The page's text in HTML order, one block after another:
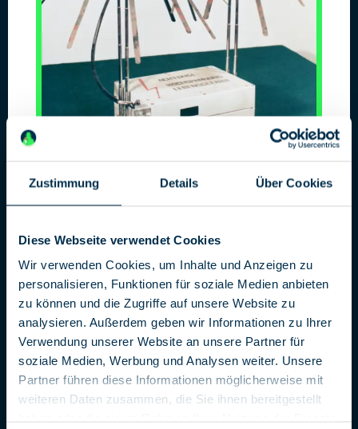
Zustimmung Details Über Cookies
Diese Webseite verwendet Cookies
Wir verwenden Cookies, um Inhalte und Anzeigen zu
personalisieren, Funktionen für soziale Medien anbieten
zu können und die Zugriffe auf unsere Website zu
analysieren. Außerdem geben wir Informationen zu Ihrer
Verwendung unserer Website an unsere Partner für
soziale Medien, Werbung und Analysen weiter. Unsere
Partner führen diese Informationen möglicherweise mit
weiteren Daten zusammen, die Sie ihnen bereitgestellt
Operation Hamster
Die Sendung ECHT des MDR-Fernsehens hat eine der
spektakulärsten Spionagegeschichten der DDR-Geschichte
ausgegraben. Noch vor der Erstausstrahlung stellen wir die
Story im Deutschen Spionagemuseum vor.
Oktober 1988: Ein kalter, nasser Herbsttag in einem
Waldstück auf DDR-Gebiet, gleich in der Nähe eines
strategisch wichtigen Objektes der Nationalen Volksarmee.
Ein Mann in Zivil taucht auf, verschwindet im Gebüsch und